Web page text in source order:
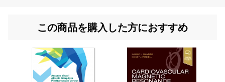
この商品を購入した方におすすめ